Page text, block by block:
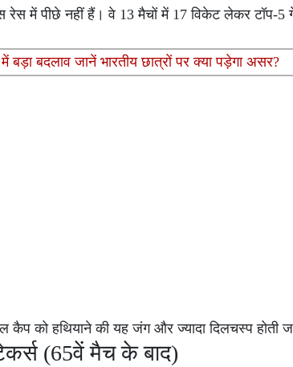
रेस में पीछे नहीं हैं। वे 13 मैचों में 17 विकेट लेकर टॉप-5
बड़ा बदलाव जानें भारतीय छात्रों पर क्या पड़ेगा असर?
को हथियाने की यह जंग और ज्यादा दिलचस्प होती
(65वें मैच के बाद)